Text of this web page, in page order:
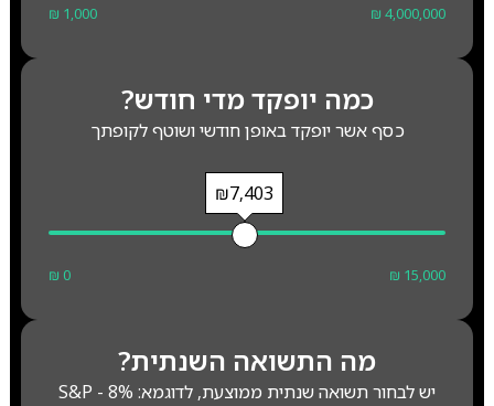
₪ 1,000 ₪ 4,000,000
כמה יופקד מדי חודש?
כסף אשר יופקד באופן חודשי ושוטף לקופתך
₪7,403
₪ 0 ₪ 15,000
מה התשואה השנתית?
יש לבחור תשואה שנתית ממוצעת, לדוגמא: S&P - 8%